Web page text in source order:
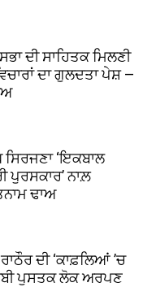
ਦੀ ਸਾਹਿਤਕ ਮਿਲਣੀ
ਦਾ ਗੁਲਦਤਾ ਪੇਸ਼ —
ਸਿਰਜਣਾ ‘ਇਕਬਾਲ
ਪੁਰਸਕਾਰ’ ਨਾਲ਼
ਢਾਅ
ਦੀ ‘ਕਾਫ਼ਲਿਆਂ ’ਚ
ਪੁਸਤਕ ਲੋਕ ਅਰਪਣ